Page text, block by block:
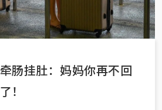
肠挂肚：妈妈你再不回
！